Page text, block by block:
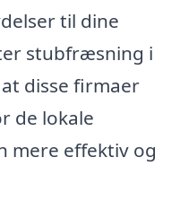
til dine
stubfræsning i
disse firmaer
de lokale
mere effektiv og